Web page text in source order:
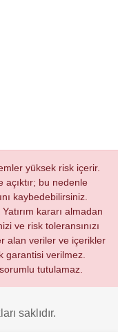
yüksek risk içerir.
açıktır; bu nedenle
kaybedebilirsiniz.
kararı almadan
ve risk toleransınızı
alan veriler ve içerikler
garantisi verilmez.
tutulamaz.
saklıdır.